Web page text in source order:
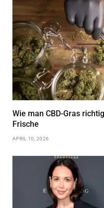
Wie man CBD-Gras
Frische
APRIL 10, 2026